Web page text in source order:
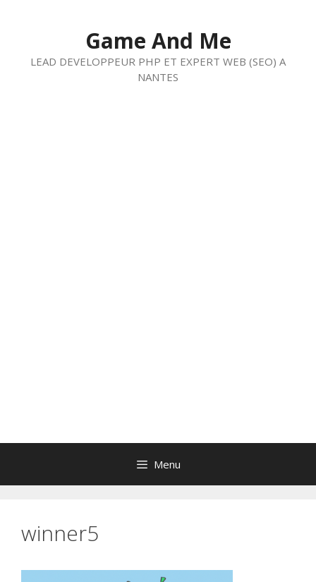
Game And Me
LEAD DEVELOPPEUR PHP ET EXPERT WEB (SEO) A
NANTES
Menu
winner5